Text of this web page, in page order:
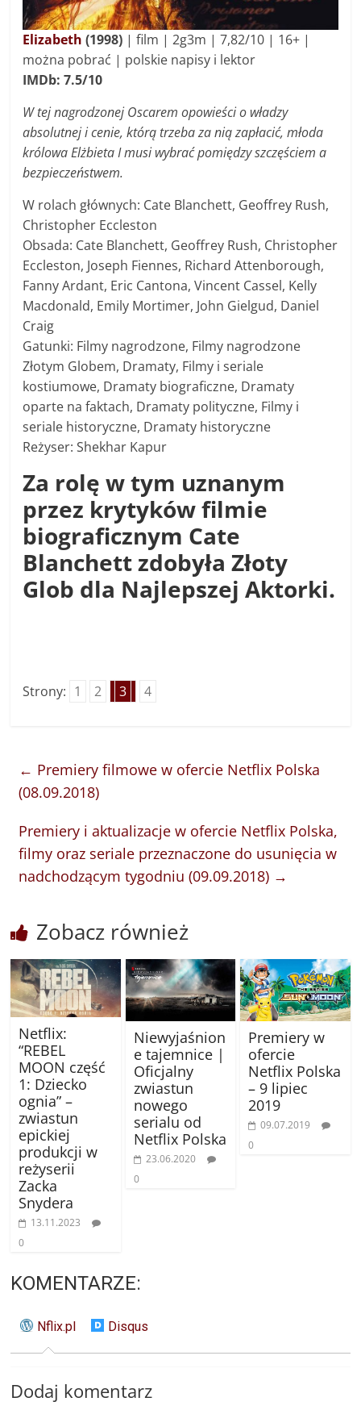
Elizabeth (1998) | film |2g3m |7,82/10 | 16+ |
można pobrać | polskie napisy i lektor
IMDb: 7.5/10
W tej nagrodzonej Oscarem opowieści o władzy
absolutnej i cenie, którą trzeba za nią zapłacić, młoda
królowa Elżbieta I musi wybrać pomiędzy szczęściem a
bezpieczeństwem.
W rolach głównych: Cate Blanchett, Geoffrey Rush,
Christopher Eccleston
Obsada: Cate Blanchett, Geoffrey Rush, Christopher
Eccleston, Joseph Fiennes, Richard Attenborough,
Fanny Ardant, Eric Cantona, Vincent Cassel, Kelly
Macdonald, Emily Mortimer, John Gielgud, Daniel
Craig
Gatunki: Filmy nagrodzone, Filmy nagrodzone
Złotym Globem, Dramaty, Filmy i seriale
kostiumowe, Dramaty biograficzne, Dramaty
oparte na faktach, Dramaty polityczne, Filmy i
seriale historyczne, Dramaty historyczne
Reżyser: Shekhar Kapur
Za rolę w tym uznanym
przez krytyków filmie
biograficznym Cate
Blanchett zdobyła Złoty
Glob dla Najlepszej Aktorki.
Strony: 1 2 3 4
← Premiery filmowe w ofercie Netflix Polska
(08.09.2018)
Premiery i aktualizacje w ofercie Netflix Polska,
filmy oraz seriale przeznaczone do usunięcia w
nadchodzącym tygodniu (09.09.2018) →
Zobacz również
Netflix:
“REBEL
MOON część
1: Dziecko
ognia” –
zwiastun
epickiej
produkcji w
reżyserii
Zacka
Snydera
13.11.2023
0
Niewyjaśnion
e tajemnice |
Oficjalny
zwiastun
nowego
serialu od
Netflix Polska
23.06.2020
0
Premiery w
ofercie
Netflix Polska
– 9 lipiec
2019
09.07.2019
0
KOMENTARZE:
Nflix.pl Disqus
Dodaj komentarz